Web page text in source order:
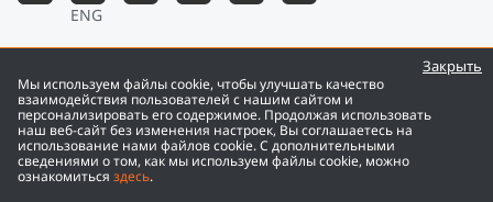
Мы используем файлы cookie, чтобы улучшать качество
взаимодействия пользователей с нашим сайтом и
персонализировать его содержимое. Продолжая использовать
наш веб-сайт без изменения настроек, Вы соглашаетесь на
использование нами файлов cookie. С дополнительными
сведениями о том, как мы используем файлы cookie, можно
ознакомиться здесь.
Закрыть
ENG